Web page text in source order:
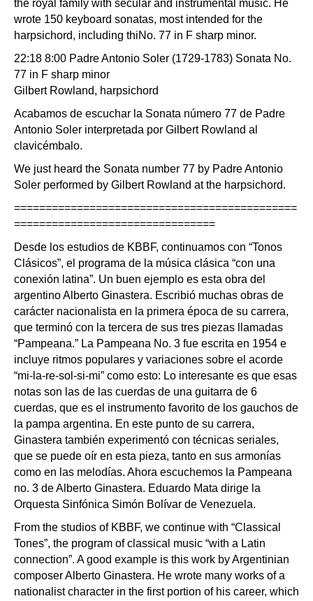
the royal family with secular and instrumental music. He
wrote 150 keyboard sonatas, most intended for the
harpsichord, including thiNo. 77 in F sharp minor.
22:18 8:00 Padre Antonio Soler (1729-1783) Sonata No.
77 in F sharp minor
Gilbert Rowland, harpsichord
Acabamos de escuchar la Sonata número 77 de Padre
Antonio Soler interpretada por Gilbert Rowland al
clavicémbalo.
We just heard the Sonata number 77 by Padre Antonio
Soler performed by Gilbert Rowland at the harpsichord.
=============================================
================================
Desde los estudios de KBBF, continuamos con “Tonos
Clásicos”, el programa de la música clásica “con una
conexión latina”. Un buen ejemplo es esta obra del
argentino Alberto Ginastera. Escribió muchas obras de
carácter nacionalista en la primera época de su carrera,
que terminó con la tercera de sus tres piezas llamadas
“Pampeana.” La Pampeana No. 3 fue escrita en 1954 e
incluye ritmos populares y variaciones sobre el acorde
“mi-la-re-sol-si-mi” como esto: Lo interesante es que esas
notas son las de las cuerdas de una guitarra de 6
cuerdas, que es el instrumento favorito de los gauchos de
la pampa argentina. En este punto de su carrera,
Ginastera también experimentó con técnicas seriales,
que se puede oír en esta pieza, tanto en sus armonías
como en las melodías. Ahora escuchemos la Pampeana
no. 3 de Alberto Ginastera. Eduardo Mata dirige la
Orquesta Sinfónica Simón Bolívar de Venezuela.
From the studios of KBBF, we continue with “Classical
Tones”, the program of classical music “with a Latin
connection”. A good example is this work by Argentinian
composer Alberto Ginastera. He wrote many works of a
nationalist character in the first portion of his career, which